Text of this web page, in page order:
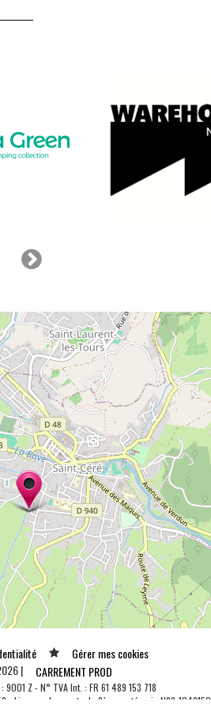
Gérer mes cookies
|
CARREMENT PROD
9001 Z - N° TVA Int. : FR 61 489 153 718
- Licence de spectacle 3ème catégorie N°3-1048152